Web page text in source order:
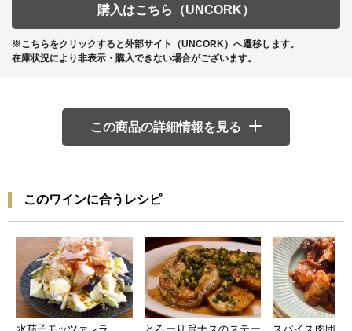
購入はこちら（UNCORK）
※こちらをクリックすると外部サイト（UNCORK）へ遷移します。
在庫状況により非表示・購入できない場合がございます。
この商品の詳細情報を見る
このワインに合うレシピ